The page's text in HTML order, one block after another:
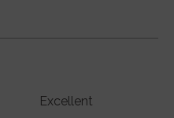
Excellent